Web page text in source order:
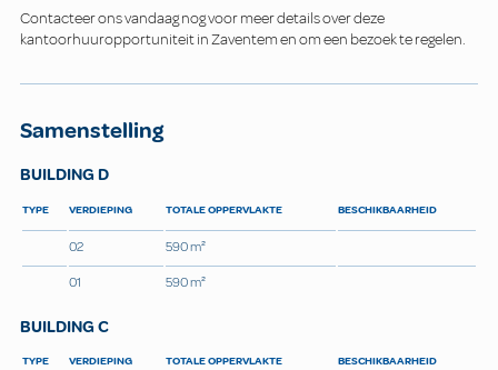
Contacteer ons vandaag nog voor meer details over deze
kantoorhuuropportuniteit in Zaventem en om een bezoek te regelen.
Samenstelling
BUILDING D
TYPE VERDIEPING TOTALE OPPERVLAKTE BESCHIKBAARHEID
02
590 m²
01
590 m²
BUILDING C
TYPE VERDIEPING TOTALE OPPERVLAKTE BESCHIKBAARHEID